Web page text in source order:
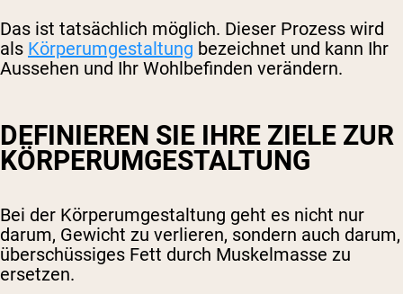
Das ist tatsächlich möglich. Dieser Prozess wird
als Körperumgestaltung bezeichnet und kann Ihr
Aussehen und Ihr Wohlbefinden verändern.
DEFINIEREN SIE IHRE ZIELE ZUR
KÖRPERUMGESTALTUNG
Bei der Körperumgestaltung geht es nicht nur
darum, Gewicht zu verlieren, sondern auch darum,
überschüssiges Fett durch Muskelmasse zu
ersetzen.